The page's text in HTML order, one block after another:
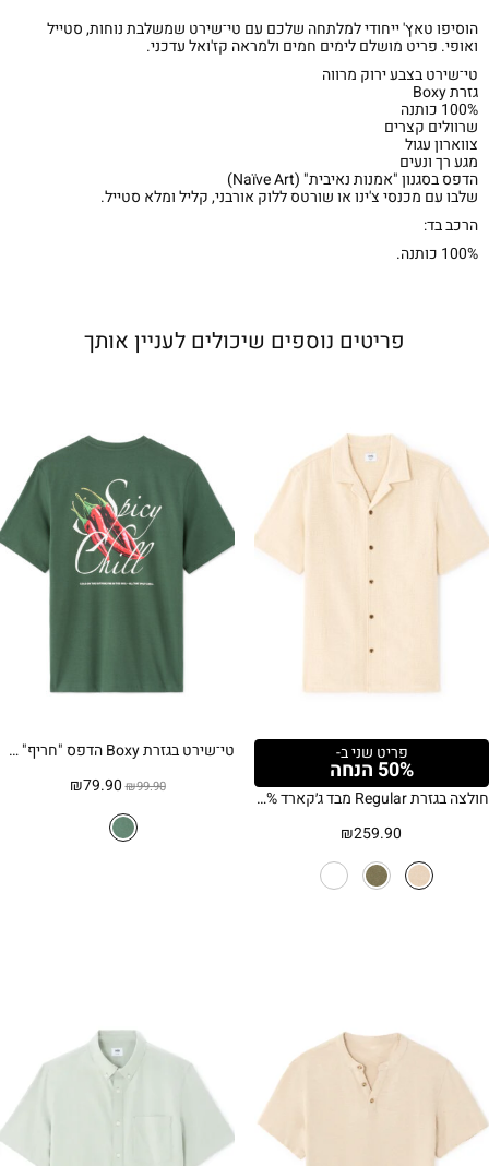
הוסיפו טאץ' ייחודי למלתחה שלכם עם טי־שירט שמשלבת נוחות, סטייל
ואופי. פריט מושלם לימים חמים ולמראה קז'ואל עדכני.
טי־שירט בצבע ירוק מרווה
גזרת Boxy
100% כותנה
שרוולים קצרים
צווארון עגול
מגע רך ונעים
הדפס בסגנון "אמנות נאיבית" (Naïve Art)
שלבו עם מכנסי צ'ינו או שורטס ללוק אורבני, קליל ומלא סטייל.
הרכב בד:
100% כותנה.
פריטים נוספים שיכולים לעניין אותך
פריט שני ב-
50% הנחה
חולצה בגזרת Regular מבד ג׳קארד 100% כותנה – חאקי
₪259.90
טי־שירט בגזרת Boxy הדפס "חריף" – ירוק
₪99.90
המחיר
המקורי
היה:
₪79.90